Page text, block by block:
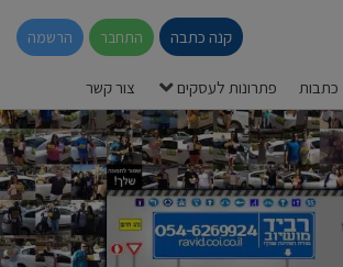
קנה כתבה התחבר הרשמה
כתבות פתרונות לעסקים צור קשר